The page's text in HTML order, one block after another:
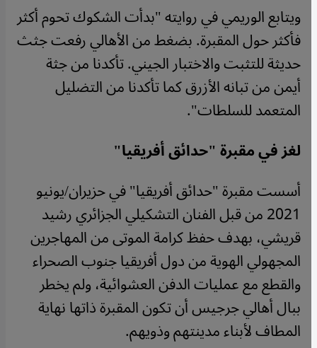
ويتابع الوريمي في روايته "بدأت الشكوك تحوم أكثر
فأكثر حول المقبرة. بضغط من الأهالي رفعت جثث
حديثة للتثبت والاختبار الجيني. تأكدنا من جثة
أيمن من تبانه الأزرق كما تأكدنا من التضليل
المتعمد للسلطات".
لغز في مقبرة "حدائق أفريقيا"
أسست مقبرة "حدائق أفريقيا" في حزيران/يونيو
2021 من قبل الفنان التشكيلي الجزائري رشيد
قريشي، بهدف حفظ كرامة الموتى من المهاجرين
المجهولي الهوية من دول أفريقيا جنوب الصحراء
والقطع مع عمليات الدفن العشوائية، ولم يخطر
ببال أهالي جرجيس أن تكون المقبرة ذاتها نهاية
المطاف لأبناء مدينتهم وذويهم.